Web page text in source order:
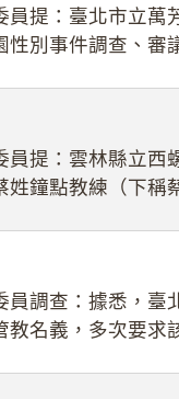
員提：臺北市立萬
性別事件調查、審
員提：雲林縣立西
姓鐘點教練（下稱
員調查：據悉，臺
教名義，多次要求